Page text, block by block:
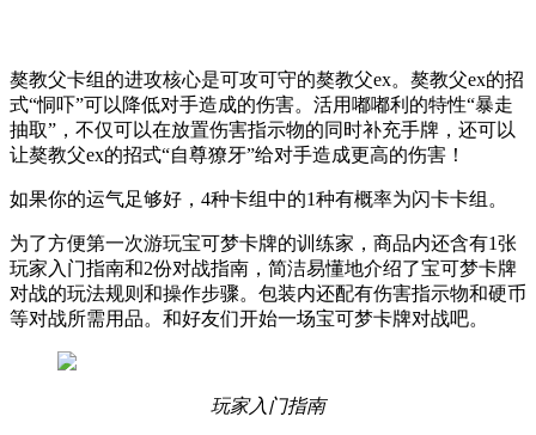
獒教父卡组的进攻核心是可攻可守的獒教父ex。獒教父ex的招
式“恫吓”可以降低对手造成的伤害。活用嘟嘟利的特性“暴走
抽取”，不仅可以在放置伤害指示物的同时补充手牌，还可以
让獒教父ex的招式“自尊獠牙”给对手造成更高的伤害！
如果你的运气足够好，4种卡组中的1种有概率为闪卡卡组。
为了方便第一次游玩宝可梦卡牌的训练家，商品内还含有1张
玩家入门指南和2份对战指南，简洁易懂地介绍了宝可梦卡牌
对战的玩法规则和操作步骤。包装内还配有伤害指示物和硬币
等对战所需用品。和好友们开始一场宝可梦卡牌对战吧。
玩家入门指南